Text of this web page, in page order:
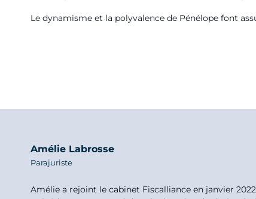
Le dynamisme et la polyvalence de Pénélope font
Amélie Labrosse
Parajuriste
Amélie a rejoint le cabinet Fiscalliance en janvier